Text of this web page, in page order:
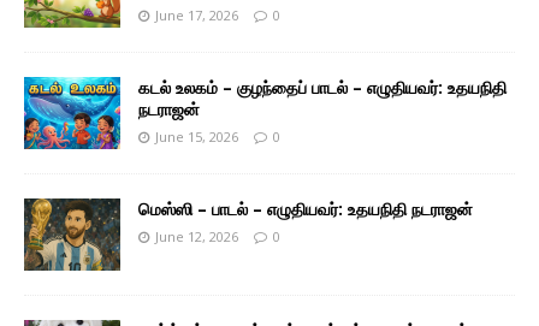
June 17, 2026 0
கடல் உலகம் – குழந்தைப் பாடல் – எழுதியவர்: உதயநிதி
நடராஜன்
June 15, 2026 0
மெஸ்ஸி – பாடல் – எழுதியவர்: உதயநிதி நடராஜன்
June 12, 2026 0